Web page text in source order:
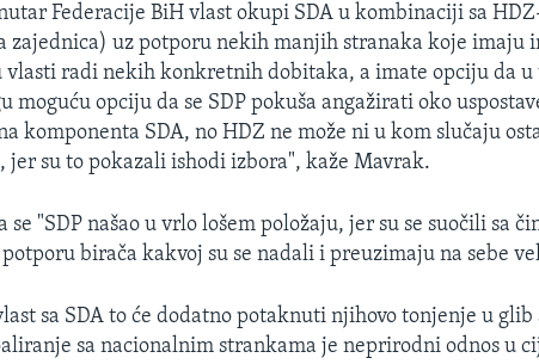
Federacije BiH vlast okupi SDA u kombinaciji sa
zajednica) uz potporu nekih manjih stranaka koje imaju
vlasti radi nekih konkretnih dobitaka, a imate opciju da
moguću opciju da se SDP pokuša angažirati oko
komponenta SDA, no HDZ ne može ni u kom slučaju
jer su to pokazali ishodi izbora", kaže Mavrak.
se "SDP našao u vrlo lošem položaju, jer su se suočili sa
birača kakvoj su se nadali i preuzimaju na sebe
sa SDA to će dodatno potaknuti njihovo tonjenje u
sa nacionalnim strankama je neprirodni odnos u